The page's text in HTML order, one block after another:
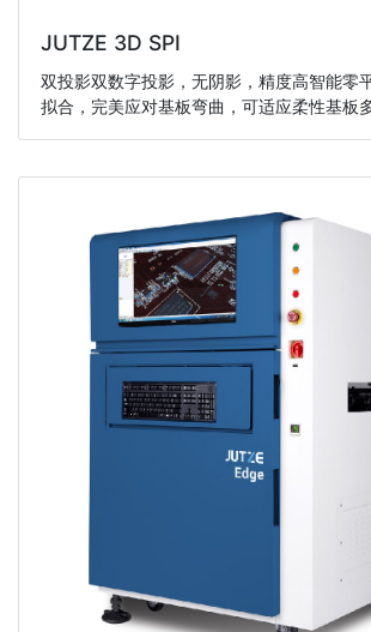
JUTZE 3D SPI
双投影双数字投影，无阴影，精度高智能零
拟合，完美应对基板弯曲，可适应柔性基板多